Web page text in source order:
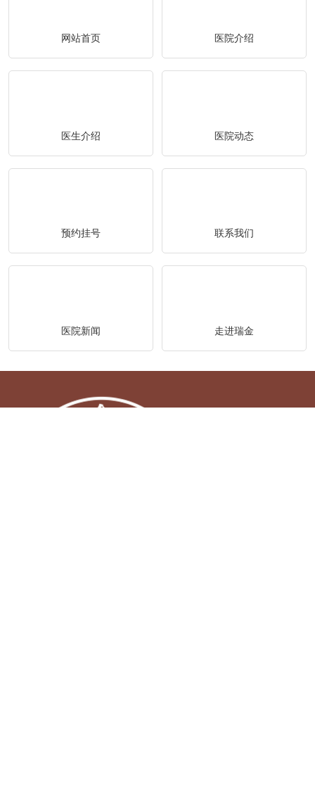
网站首页 医院介绍
医生介绍 医院动态
预约挂号 联系我们
医院新闻 走进瑞金